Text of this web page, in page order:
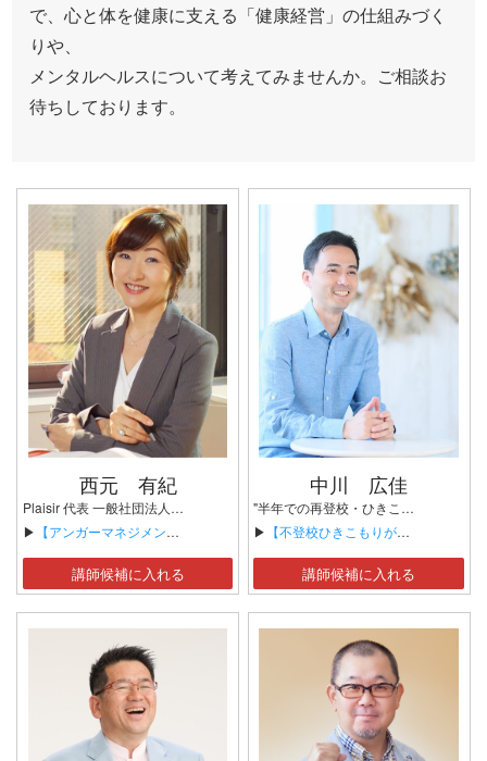
で、心と体を健康に支える「健康経営」の仕組みづく
りや、
メンタルヘルスについて考えてみませんか。ご相談お
待ちしております。
西元 有紀
Plaisir 代表 一般社団法人CAネットワーク ホスピタリティコンサルタント 一般社団法人アンガ―マネジメント協会 アンガーマネジメントコンサルタント 一般社団法人日本ほめる達人協会 特別認定講師 株式会社原田教育研究所 認定パートナー、理想の職場デザイナー 日本メンタルヘルス協会 基礎心理カウンセラー メンタルヘルス・マネジメント検定II種・ラインケア資格
▶ 【アンガーマネジメントで理解する「怒り」の感情】
講師候補に入れる
中川 広佳
"半年での再登校・ひきこもり脱却を目指す" カウンセリング+家庭教師 OFFICE NAKAGAWA代表 公認心理師・産業カウンセラー
▶ 【不登校ひきこもりが立ち上がるまで ～子どもたちの可能性を信じること～】
講師候補に入れる